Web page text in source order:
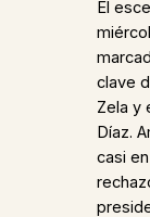
El
clave
Zela y
Díaz.
casi